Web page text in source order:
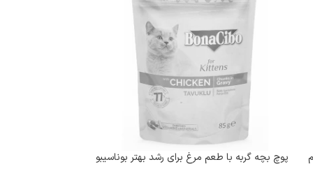
پوچ بچه گربه با طعم مرغ برای رشد بهتر بوناسیبو